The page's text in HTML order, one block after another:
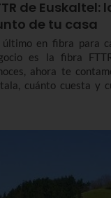
de
de tu casa
último en fibra para
es la fibra
ahora te
cuánto cuesta y